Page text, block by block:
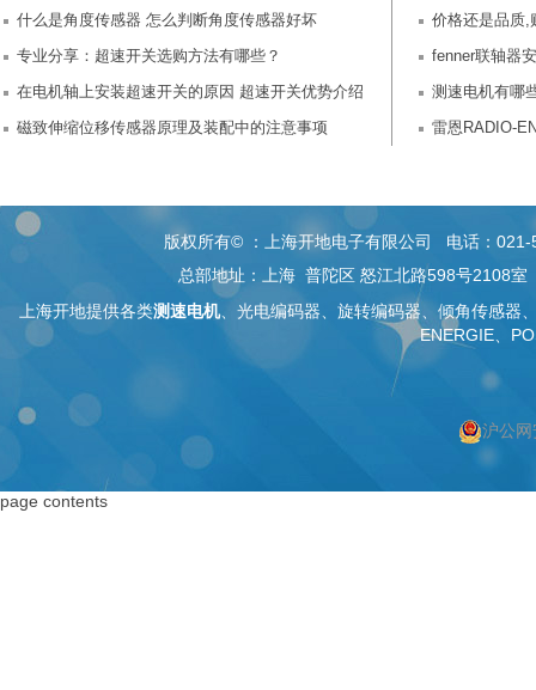
什么是角度传感器 怎么判断角度传感器好坏
价格还是品质,
专业分享：超速开关选购方法有哪些？
fenner联轴器
在电机轴上安装超速开关的原因 超速开关优势介绍
测速电机有哪
磁致伸缩位移传感器原理及装配中的注意事项
雷恩RADIO-
版权所有© ：上海开地电子有限公司 电话：
总部地址：上海 普陀区 怒江北路598号2108室
上海开地提供各类测速电机、 光电编码器 、旋转编码器、 倾角传感器
ENERGIE、
沪公
page contents